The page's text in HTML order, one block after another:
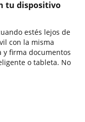
tu dispositivo
estés lejos de
con la misma
y firma documentos
o tableta. No